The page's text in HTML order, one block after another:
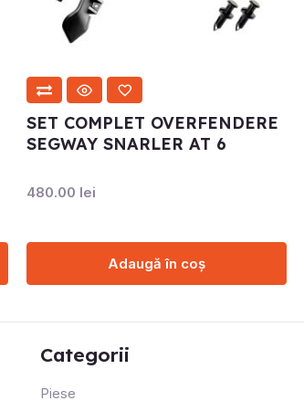
SET COMPLET OVERFENDERE
SEGWAY SNARLER AT 6
480.00 lei
Adaugă în coș
Categorii
Piese